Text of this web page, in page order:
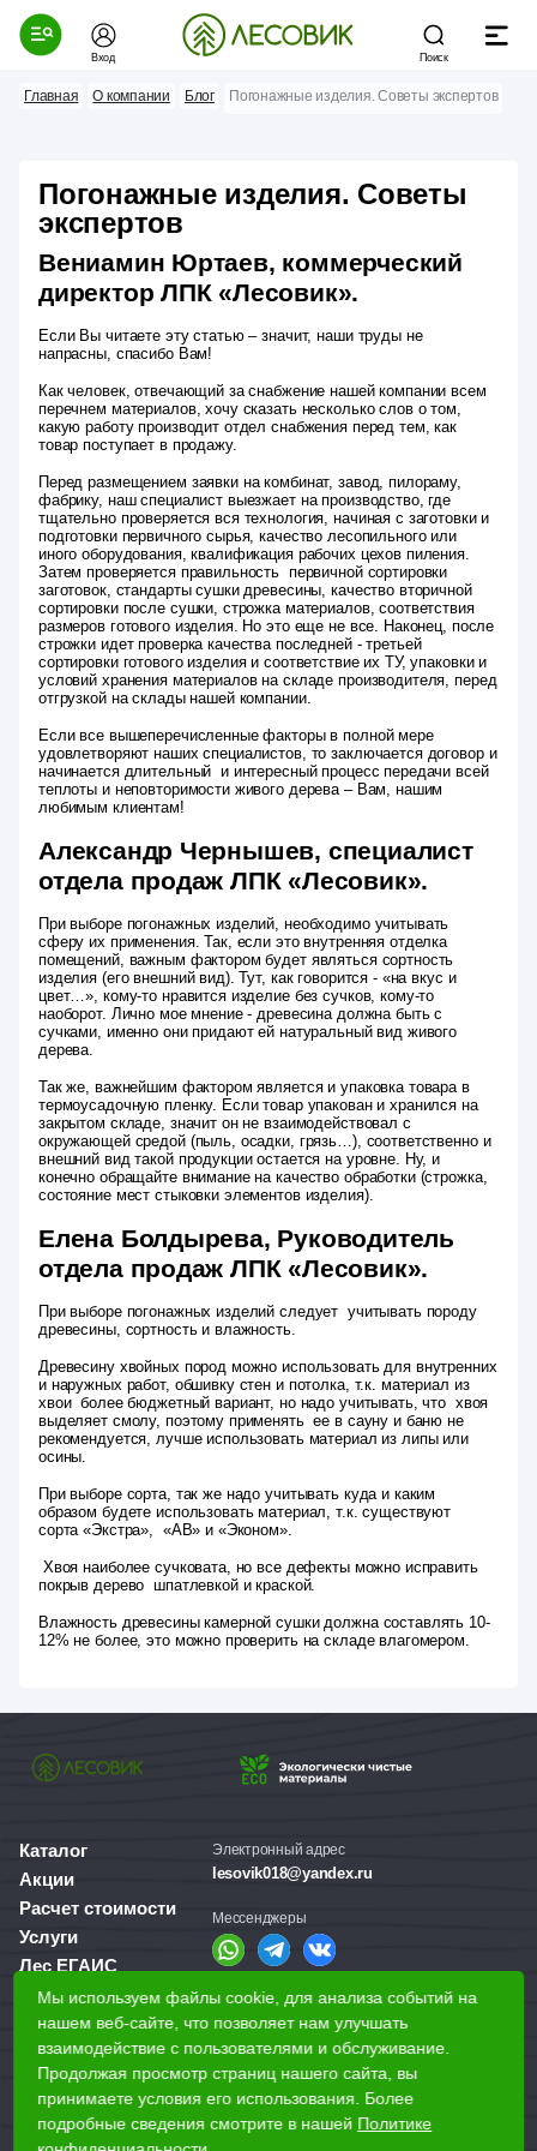
Вход Поиск
Главная О компании Блог Погонажные изделия. Советы экспертов
Погонажные изделия. Советы
экспертов
Вениамин Юртаев, коммерческий
директор ЛПК «Лесовик».
Если Вы читаете эту статью – значит, наши труды не
напрасны, спасибо Вам!
Как человек, отвечающий за снабжение нашей компании всем
перечнем материалов, хочу сказать несколько слов о том,
какую работу производит отдел снабжения перед тем, как
товар поступает в продажу.
Перед размещением заявки на комбинат, завод, пилораму,
фабрику, наш специалист выезжает на производство, где
тщательно проверяется вся технология, начиная с заготовки и
подготовки первичного сырья, качество лесопильного или
иного оборудования, квалификация рабочих цехов пиления.
Затем проверяется правильность первичной сортировки
заготовок, стандарты сушки древесины, качество вторичной
сортировки после сушки, строжка материалов, соответствия
размеров готового изделия. Но это еще не все. Наконец, после
строжки идет проверка качества последней - третьей
сортировки готового изделия и соответствие их ТУ, упаковки и
условий хранения материалов на складе производителя, перед
отгрузкой на склады нашей компании.
Если все вышеперечисленные факторы в полной мере
удовлетворяют наших специалистов, то заключается договор и
начинается длительный и интересный процесс передачи всей
теплоты и неповторимости живого дерева – Вам, нашим
любимым клиентам!
Александр Чернышев, специалист
отдела продаж ЛПК «Лесовик».
При выборе погонажных изделий, необходимо учитывать
сферу их применения. Так, если это внутренняя отделка
помещений, важным фактором будет являться сортность
изделия (его внешний вид). Тут, как говорится - «на вкус и
цвет…», кому-то нравится изделие без сучков, кому-то
наоборот. Лично мое мнение - древесина должна быть с
сучками, именно они придают ей натуральный вид живого
дерева.
Так же, важнейшим фактором является и упаковка товара в
термоусадочную пленку. Если товар упакован и хранился на
закрытом складе, значит он не взаимодействовал с
окружающей средой (пыль, осадки, грязь…), соответственно и
внешний вид такой продукции остается на уровне. Ну, и
конечно обращайте внимание на качество обработки (строжка,
состояние мест стыковки элементов изделия).
Елена Болдырева, Руководитель
отдела продаж ЛПК «Лесовик».
При выборе погонажных изделий следует учитывать породу
древесины, сортность и влажность.
Древесину хвойных пород можно использовать для внутренних
и наружных работ, обшивку стен и потолка, т.к. материал из
хвои более бюджетный вариант, но надо учитывать, что хвоя
выделяет смолу, поэтому применять ее в сауну и баню не
рекомендуется, лучше использовать материал из липы или
осины.
При выборе сорта, так же надо учитывать куда и каким
образом будете использовать материал, т.к. существуют
сорта «Экстра», «АВ» и «Эконом».
Хвоя наиболее сучковата, но все дефекты можно исправить
покрыв дерево шпатлевкой и краской.
Влажность древесины камерной сушки должна составлять 10-
12% не более, это можно проверить на складе влагомером.
Каталог
Акции
Расчет стоимости
Услуги
Лес ЕГАИС
О компании
Доставка и оплата
Для бизнеса
Наши магазины
Электронный адрес
lesovik018@yandex.ru
Мессенджеры
Справочная служба
+7 (3412) 77-60-50
Мы используем файлы cookie, для анализа событий на
нашем веб-сайте, что позволяет нам улучшать
взаимодействие с пользователями и обслуживание.
Продолжая просмотр страниц нашего сайта, вы
принимаете условия его использования. Более
подробные сведения смотрите в нашей Политике